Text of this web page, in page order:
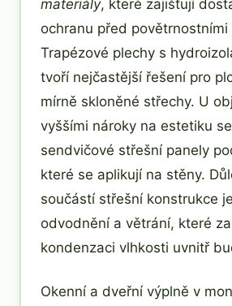
materiály, které zajišťují
ochranu před povětrnostními
Trapézové plechy s
tvoří nejčastější řešení pro
mírně skloněné střechy. U
vyššími nároky na estetiku
sendvičové střešní panely
které se aplikují na stěny.
součástí střešní konstrukce
odvodnění a větrání, které
kondenzaci vlhkosti uvnitř
Okenní a dveřní výplně v